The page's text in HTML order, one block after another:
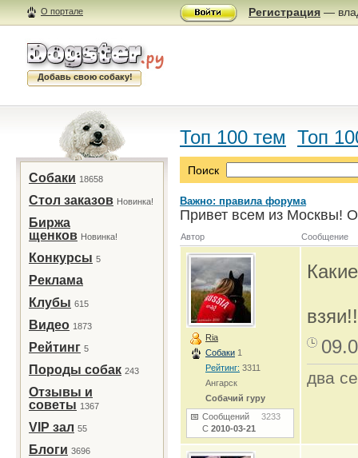
О портале Регистрация —
Добавь свою собаку!
Собаки 18658
Стол заказов Новинка!
Биржа
щенков Новинка!
Конкурсы 5
Реклама
Клубы 615
Видео 1873
Рейтинг 5
Породы собак 243
Отзывы и
советы 1367
VIP зал 55
Блоги 3696
Топ 100 тем Топ
Поиск
Важно: правила форума
Привет всем из Москвы!
Автор Сообщение
Ria
Собаки 1
Рейтинг: 3311
Ангарск
Собачий гуру
Сообщений 3233
С 2010-03-21
два